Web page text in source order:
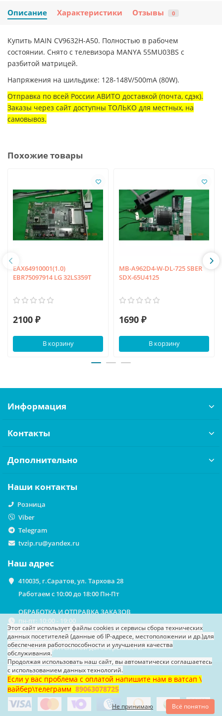
Описание Характеристики Отзывы 0
Купить MAIN CV9632H-A50. Полностью в рабочем
состоянии. Снято с телевизора MANYA 55MU03BS с
разбитой матрицей.
Напряжения на шильдике: 128-148V/500mA (80W).
Отправка по всей России АВИТО доставкой (почта, сдэк).
Заказы через сайт доступны ТОЛЬКО для местных, на
самовывоз.
Похожие товары
EAX64910001(1.0)
EBR75097914 LG 32LS359T
2100 ₽
В корзину
MB-A962D4-W-DL-725 SBER
SDX-65U4125
1690 ₽
В корзину
Этот сайт использует файлы cookies и сервисы сбора технических
данных посетителей (данные об IP-адресе, местоположении и др.)для
обеспечения работоспособности и улучшения качества
обслуживания.
Продолжая использовать наш сайт, вы автоматически соглашаетесь
с использованием данных технологий.
Если у вас проблема с оплатой напишите нам в ватсап \
вайбер\телеграмм 89063078725
Не принимаю Всё понятно
Информация
Контакты
Дополнительно
Наши контакты
Розница
Viber
Telegram
tvzip.ru@yandex.ru
Наш адрес
410035, г.Саратов, ул. Тархова 28
Работаем с 10:00 до 18:00 Пн-Пт
ОБРАБОТКА И ОТПРАВКА ЗАКАЗОВ
пн-пт: 10:00 - 19:00
ВЫДАЧА ЗАКАЗОВ НА САМОВЫВОЗ
По предварительной договоренности